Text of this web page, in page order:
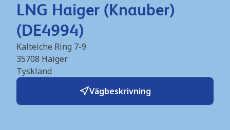
LNG Haiger (Knauber)
(DE4994)
Kalteiche Ring 7-9
35708 Haiger
Tyskland
Vägbeskrivning